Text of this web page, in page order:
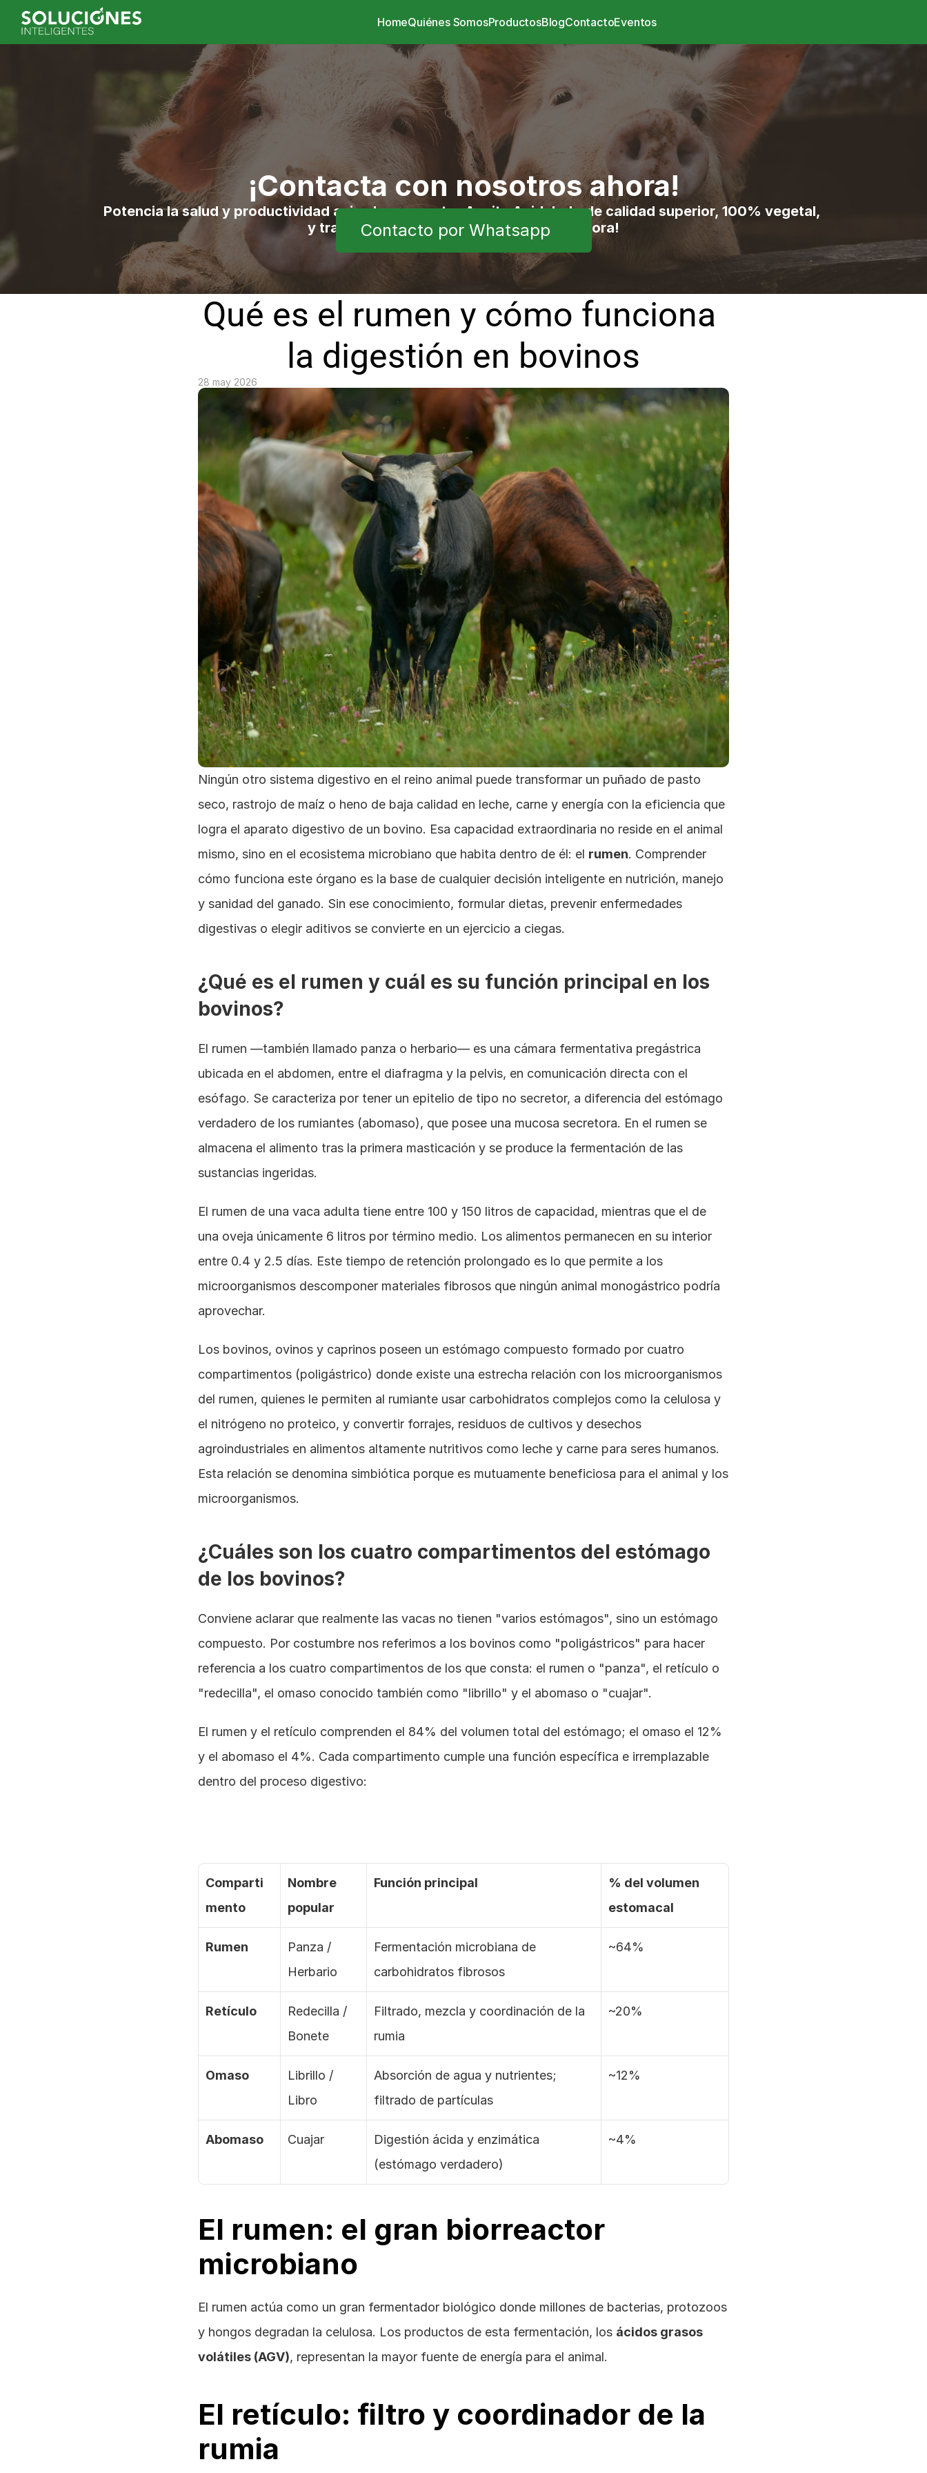
HomeQuiénes SomosProductosBlogContactoEventos
¡Contacta con nosotros ahora!
Potencia la salud y productividad animal con nuestro Aceite Acidulado de calidad superior, 100% vegetal,
y transporte propio incluido. ¡Ordénalo ahora!
Contacto por Whatsapp
Qué es el rumen y cómo funciona
la digestión en bovinos
28 may 2026
Ningún otro sistema digestivo en el reino animal puede transformar un puñado de pasto
seco, rastrojo de maíz o heno de baja calidad en leche, carne y energía con la eficiencia que
logra el aparato digestivo de un bovino. Esa capacidad extraordinaria no reside en el animal
mismo, sino en el ecosistema microbiano que habita dentro de él: el rumen. Comprender
cómo funciona este órgano es la base de cualquier decisión inteligente en nutrición, manejo
y sanidad del ganado. Sin ese conocimiento, formular dietas, prevenir enfermedades
digestivas o elegir aditivos se convierte en un ejercicio a ciegas.
¿Qué es el rumen y cuál es su función principal en los
bovinos?
El rumen —también llamado panza o herbario— es una cámara fermentativa pregástrica
ubicada en el abdomen, entre el diafragma y la pelvis, en comunicación directa con el
esófago. Se caracteriza por tener un epitelio de tipo no secretor, a diferencia del estómago
verdadero de los rumiantes (abomaso), que posee una mucosa secretora. En el rumen se
almacena el alimento tras la primera masticación y se produce la fermentación de las
sustancias ingeridas.
El rumen de una vaca adulta tiene entre 100 y 150 litros de capacidad, mientras que el de
una oveja únicamente 6 litros por término medio. Los alimentos permanecen en su interior
entre 0.4 y 2.5 días. Este tiempo de retención prolongado es lo que permite a los
microorganismos descomponer materiales fibrosos que ningún animal monogástrico podría
aprovechar.
Los bovinos, ovinos y caprinos poseen un estómago compuesto formado por cuatro
compartimentos (poligástrico) donde existe una estrecha relación con los microorganismos
del rumen, quienes le permiten al rumiante usar carbohidratos complejos como la celulosa y
el nitrógeno no proteico, y convertir forrajes, residuos de cultivos y desechos
agroindustriales en alimentos altamente nutritivos como leche y carne para seres humanos.
Esta relación se denomina simbiótica porque es mutuamente beneficiosa para el animal y los
microorganismos.
¿Cuáles son los cuatro compartimentos del estómago
de los bovinos?
Conviene aclarar que realmente las vacas no tienen "varios estómagos", sino un estómago
compuesto. Por costumbre nos referimos a los bovinos como "poligástricos" para hacer
referencia a los cuatro compartimentos de los que consta: el rumen o "panza", el retículo o
"redecilla", el omaso conocido también como "librillo" y el abomaso o "cuajar".
El rumen y el retículo comprenden el 84% del volumen total del estómago; el omaso el 12%
y el abomaso el 4%. Cada compartimento cumple una función específica e irremplazable
dentro del proceso digestivo:
Comparti
mento
Nombre
popular
Función principal
% del volumen
estomacal
Rumen
Panza /
Herbario
Fermentación microbiana de
carbohidratos fibrosos
~64%
Retículo
Redecilla /
Bonete
Filtrado, mezcla y coordinación de la
rumia
~20%
Omaso
Librillo /
Libro
Absorción de agua y nutrientes;
filtrado de partículas
~12%
Abomaso Cuajar
Digestión ácida y enzimática
(estómago verdadero)
~4%
El rumen: el gran biorreactor
microbiano
El rumen actúa como un gran fermentador biológico donde millones de bacterias, protozoos
y hongos degradan la celulosa. Los productos de esta fermentación, los ácidos grasos
volátiles (AGV), representan la mayor fuente de energía para el animal.
El retículo: filtro y coordinador de la
rumia